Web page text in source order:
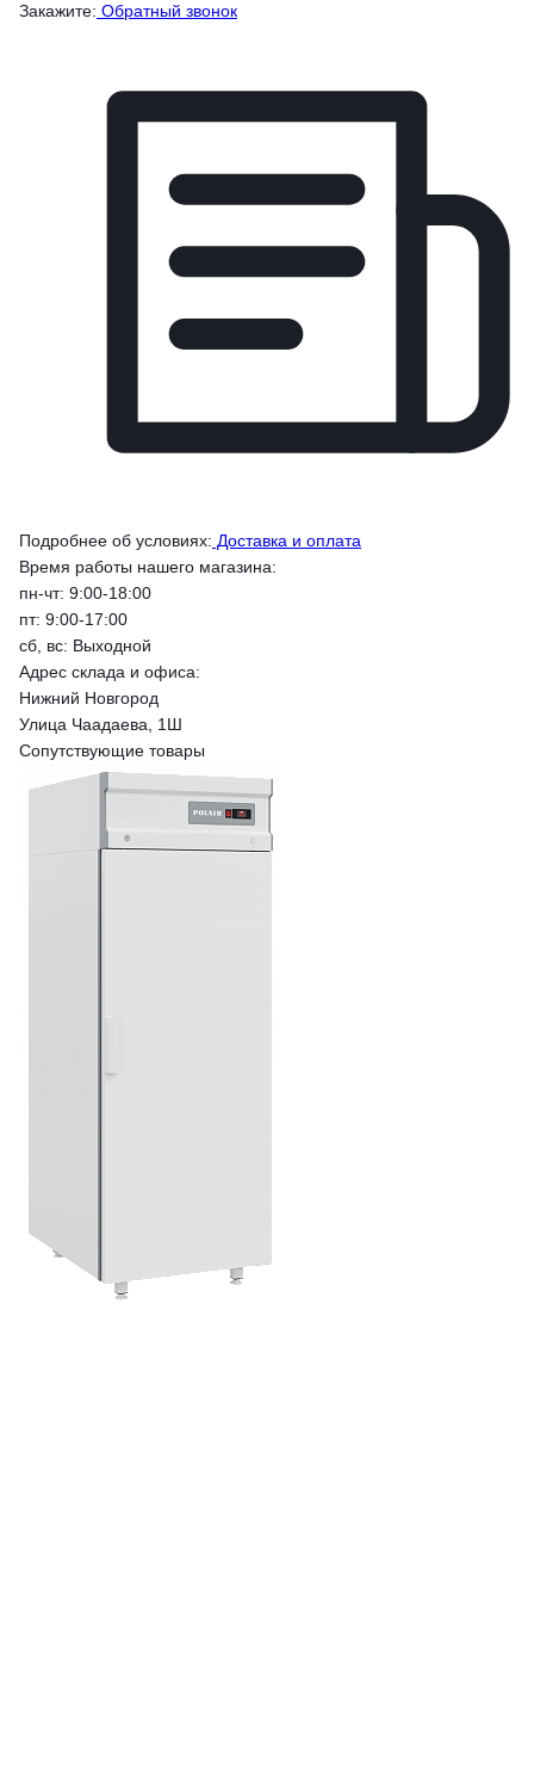
Закажите: Обратный звонок
Подробнее об условиях: Доставка и оплата
Время работы нашего магазина:
пн-чт: 9:00-18:00
пт: 9:00-17:00
сб, вс: Выходной
Адрес склада и офиса:
Нижний Новгород
Улица Чаадаева, 1Ш
Сопутствующие товары